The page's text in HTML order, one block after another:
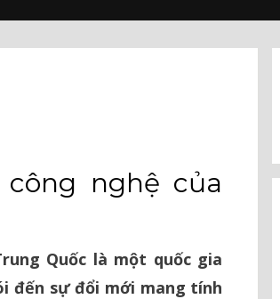
nghệ của
Quốc là một quốc gia
đến sự đổi mới mang tính